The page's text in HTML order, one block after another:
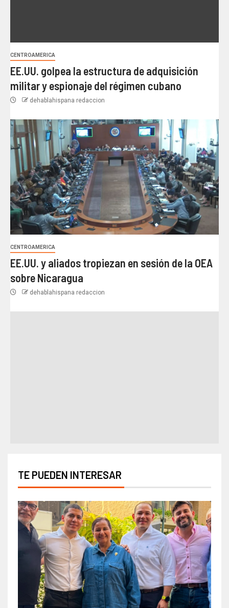
CENTROAMERICA
EE.UU. golpea la estructura de adquisición
militar y espionaje del régimen cubano
dehablahispana redaccion
CENTROAMERICA
EE.UU. y aliados tropiezan en sesión de la OEA
sobre Nicaragua
dehablahispana redaccion
TE PUEDEN INTERESAR